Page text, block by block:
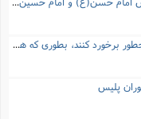
اگر والدین به فرزندان ستم کنند فرزندان چطور برخورد کنند، بطوری که هم موجب ناراحتی آنها نشود و هم بتوانند آنها را امر به معروف و نهی از منکر کنند، و اگر نصیحت تأثیر نداشت چطور باید با آنها برخورد کرد؟
پلیس